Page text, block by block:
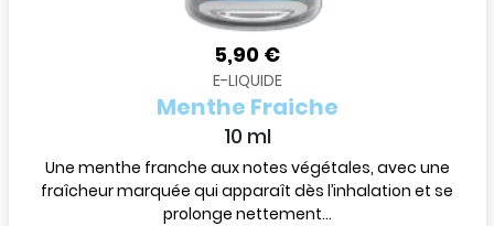
5,90 €
E-LIQUIDE
Menthe Fraiche
10 ml
Une menthe franche aux notes végétales, avec une
fraîcheur marquée qui apparaît dès l’inhalation et se
prolonge nettement...